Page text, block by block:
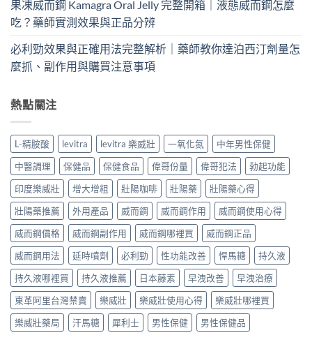
果凍威而鋼 Kamagra Oral Jelly 完整開箱｜液態威而鋼怎麼
吃？藥師實測效果與正品分辨
必利勁效果與正確用法完整解析｜藥師教你達泊西汀劑量怎
麼抓、副作用與購買注意事項
熱點關注
L-精胺酸 levitra levitra 樂威壯 一氧化氮
中年男性保健
中醫調理
保健品 保健食品 偉哥份量 偉哥犯法
勃起功能
印度樂威壯
增大增粗 壯陽咖啡 壯陽藥
壯陽藥心得
壯陽藥推薦
外用產品 威而鋼 威而鋼作用
威而鋼使用心得
威而鋼價格
威而鋼副作用 威而鋼哪裡買
威而鋼正品
威而鋼用法
延時噴劑 必利勁 性功能改善 悍馬糖
持久液
持久液哪裡買
持久液推薦 日本藤素 早洩改善
早洩治療
東革阿里台灣禁賣
樂威壯 樂威壯使用心得
樂威壯哪裡買
樂威壯藥局
汗馬糖 犀利士 男性保健 男性保健品